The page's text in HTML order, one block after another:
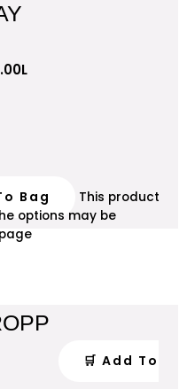
L
Bag
This product
options may be
🛒 Add To